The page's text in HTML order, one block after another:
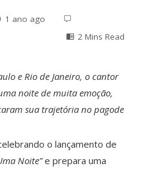
1 ano ago
2 Mins Read
e Rio de Janeiro, o cantor
noite de muita emoção,
sua trajetória no pagode
o lançamento de
Noite”e prepara uma